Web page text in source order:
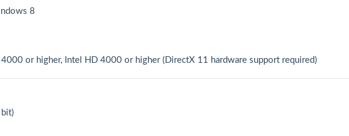
8
or higher, Intel HD 4000 or higher (DirectX 11 hardware support required)